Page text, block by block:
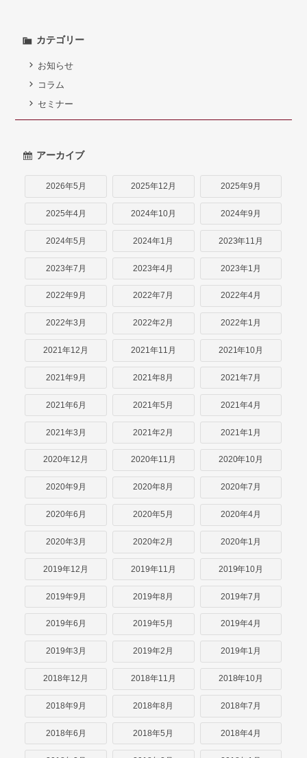
カテゴリー
お知らせ
コラム
セミナー
アーカイブ
2026年5月 2025年12月 2025年9月
2025年4月 2024年10月 2024年9月
2024年5月 2024年1月 2023年11月
2023年7月 2023年4月 2023年1月
2022年9月 2022年7月 2022年4月
2022年3月 2022年2月 2022年1月
2021年12月 2021年11月 2021年10月
2021年9月 2021年8月 2021年7月
2021年6月 2021年5月 2021年4月
2021年3月 2021年2月 2021年1月
2020年12月 2020年11月 2020年10月
2020年9月 2020年8月 2020年7月
2020年6月 2020年5月 2020年4月
2020年3月 2020年2月 2020年1月
2019年12月 2019年11月 2019年10月
2019年9月 2019年8月 2019年7月
2019年6月 2019年5月 2019年4月
2019年3月 2019年2月 2019年1月
2018年12月 2018年11月 2018年10月
2018年9月 2018年8月 2018年7月
2018年6月 2018年5月 2018年4月